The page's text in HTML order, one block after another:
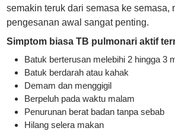
semakin teruk dari semasa ke semasa,
pengesanan awal sangat penting.
Simptom biasa TB pulmonari aktif
Batuk berterusan melebihi 2 hingga 3
Batuk berdarah atau kahak
Demam dan menggigil
Berpeluh pada waktu malam
Penurunan berat badan tanpa sebab
Hilang selera makan